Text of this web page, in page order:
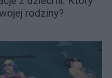
rodziny?